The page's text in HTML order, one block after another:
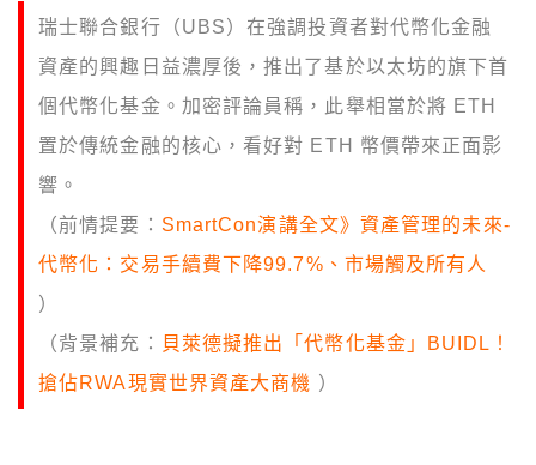
瑞士聯合銀行（UBS）在強調投資者對代幣化金融
資產的興趣日益濃厚後，推出了基於以太坊的旗下首
個代幣化基金。加密評論員稱，此舉相當於將 ETH
置於傳統金融的核心，看好對 ETH 幣價帶來正面影
響。
（前情提要： SmartCon演講全文》資產管理的未來-
代幣化：交易手續費下降99.7%、市場觸及所有人
）
（背景補充： 貝萊德擬推出「代幣化基金」BUIDL！
搶佔RWA現實世界資產大商機 ）